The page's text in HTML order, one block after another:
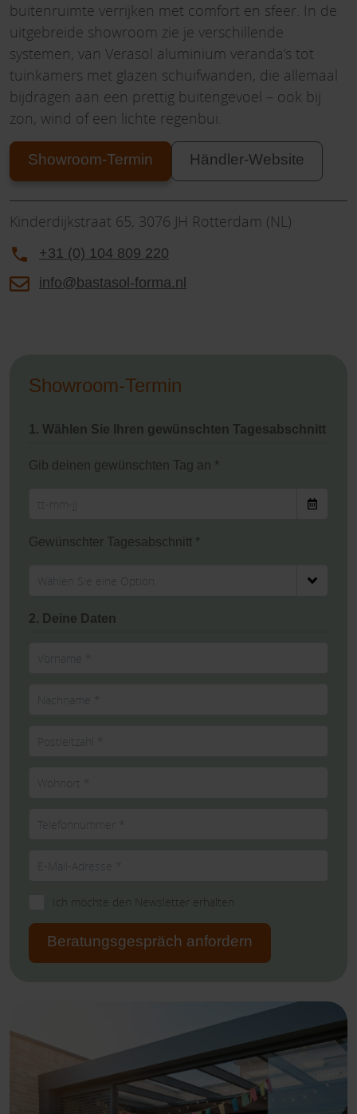
buitenruimte verrijken met comfort en sfeer. In de
uitgebreide showroom zie je verschillende
systemen, van Verasol aluminium veranda’s tot
tuinkamers met glazen schuifwanden, die allemaal
bijdragen aan een prettig buitengevoel – ook bij
zon, wind of een lichte regenbui.
Showroom-Termin Händler-Website
Kinderdijkstraat 65, 3076 JH Rotterdam (NL)
+31 (0) 104 809 220
info@bastasol-forma.nl
Showroom-Termin
1. Wählen Sie Ihren gewünschten Tagesabschnitt
Gib deinen gewünschten Tag an *
Gewünschter Tagesabschnitt *
2. Deine Daten
Ich möchte den Newsletter erhalten
Beratungsgespräch anfordern